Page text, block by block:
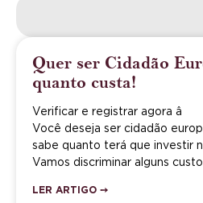
Quer ser Cidadão
quanto custa!
Verificar e registrar agora â
Você deseja ser cidadão
sabe quanto terá que investir
Vamos discriminar alguns
LER ARTIGO ➙